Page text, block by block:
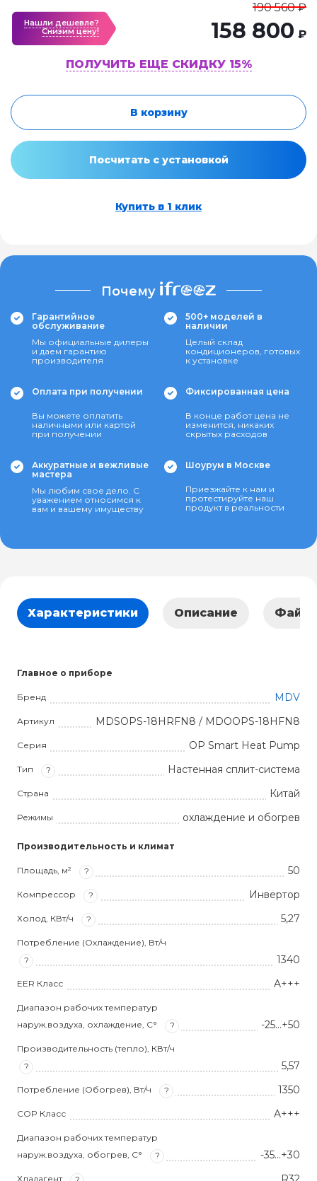
Нашли дешевле?
Cнизим цену!
190 560 ₽
158 800 ₽
ПОЛУЧИТЬ ЕЩЕ СКИДКУ 15%
В корзину
Посчитать с установкой
Купить в 1 клик
Почему
Гарантийное
обслуживание
Мы официальные дилеры
и даем гарантию
производителя
500+ моделей в
наличии
Целый склад
кондиционеров, готовых
к установке
Оплата при получении
Вы можете оплатить
наличными или картой
при получении
Фиксированная цена
В конце работ цена не
изменится, никаких
скрытых расходов
Аккуратные и вежливые
мастера
Мы любим свое дело. С
уважением относимся к
вам и вашему имуществу
Шоурум в Москве
Приезжайте к нам и
протестируйте наш
продукт в реальности
Характеристики Описание
Главное о приборе
Бренд MDV
Артикул MDSOPS-18HRFN8 / MDOOPS-18HFN8
Серия OP Smart Heat Pump
Тип ? Настенная сплит-система
Страна Китай
Режимы охлаждение и обогрев
Производительность и климат
Площадь, м² ? 50
Компрессор ? Инвертор
Холод, КВт/ч ? 5,27
Потребление (Охлаждение), Вт/ч
?
1340
EER Класс A+++
Диапазон рабочих температур
наруж.воздуха, охлаждение, С°
? -25...+50
Производительность (тепло), КВт/ч
?
5,57
Потребление (Обогрев), Вт/ч ? 1350
COP Класс A+++
Диапазон рабочих температур
наруж.воздуха, обогрев, С°
? -35...+30
Хладагент